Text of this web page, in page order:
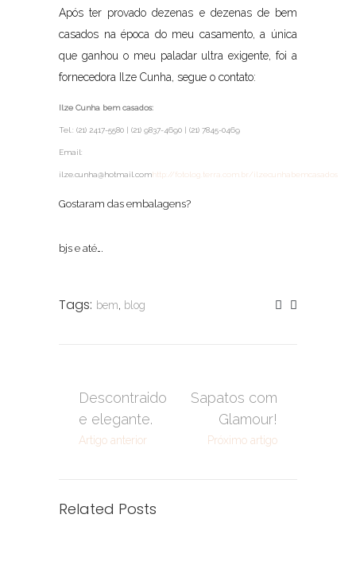
Após ter provado dezenas e dezenas de bem
casados na época do meu casamento, a única
que ganhou o meu paladar ultra exigente, foi a
fornecedora Ilze Cunha, segue o contato:
Ilze Cunha bem casados:
Tel.: (21) 2417-5580 | (21) 9837-4690 | (21) 7845-0469
Email:
ilze.cunha@hotmail.comhttp://fotolog.terra.com.br/ilzecunhabemcasados
Gostaram das embalagens?
bjs e até….
Tags: bem, blog
Descontraido
e elegante.
Artigo anterior
Sapatos com
Glamour!
Próximo artigo
Related Posts